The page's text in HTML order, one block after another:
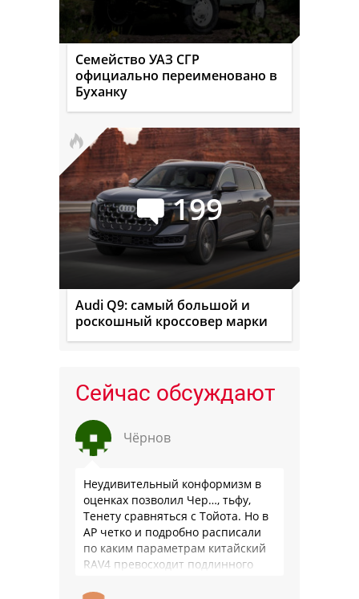
Семейство УАЗ СГР
официально переименовано в
Буханку
199
Audi Q9: самый большой и
роскошный кроссовер марки
Сейчас обсуждают
Чёрнов
Неудивительный конформизм в
оценках позволил Чер…, тьфу,
Тенету сравняться с Тойота. Но в
АР четко и подробно расписали
по каким параметрам китайский
RAV4 превосходит подлинного